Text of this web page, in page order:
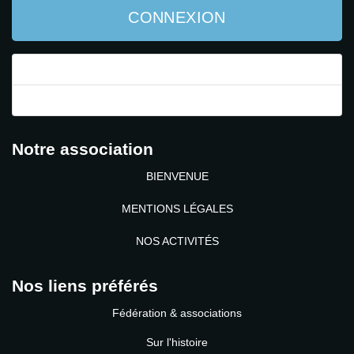
CONNEXION
Notre association
BIENVENUE
MENTIONS LÉGALES
NOS ACTIVITÉS
Nos liens préférés
Fédération & associations
Sur l'histoire